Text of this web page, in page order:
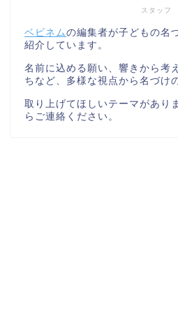
スタッフ
ベビネム の編集者が子どもの名
紹介しています。
名前に込める願い、響きから考
ちなど、多様な視点から名づけ
取り上げてほしいテーマがあり
らご連絡ください。